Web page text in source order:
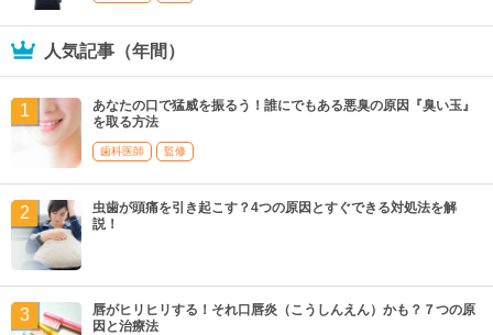
人気記事（年間）
あなたの口で猛威を振るう！誰にでもある悪臭の原因『臭い玉』
を取る方法
歯科医師 監修
虫歯が頭痛を引き起こす？4つの原因とすぐできる対処法を解
説！
唇がヒリヒリする！それ口唇炎（こうしんえん）かも？７つの原
因と治療法